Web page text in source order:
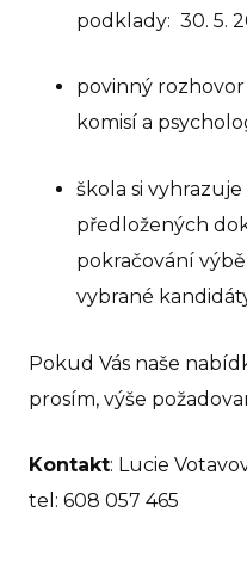
podklady: 30. 5.
povinný
komisí a
škola si
předložených
pokračování
vybrané
Pokud Vás naše
prosím, výše
Kontakt: Lucie
tel: 608 057 465